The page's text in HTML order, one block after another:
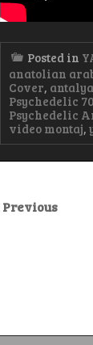
Posted in
anatolian
Cover, antalya
Psychedelic
Psychedelic
video montaj,
Previous